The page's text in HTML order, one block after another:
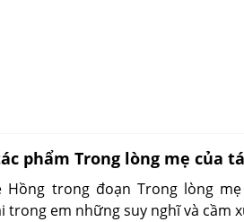
phẩm Trong lòng mẹ của
Hồng trong đoạn Trong lòng
trong em những suy nghĩ và cầm